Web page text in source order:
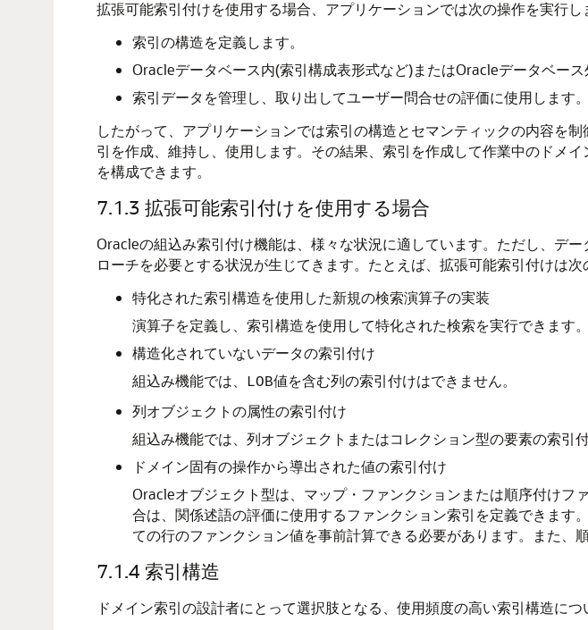
拡張可能索引付けを使用する場合、アプリケーションでは次の操作を実行し
索引の構造を定義します。
Oracleデータベース内(索引構成表形式など)またはOracleデータベース
索引データを管理し、取り出してユーザー問合せの評価に使用します。
したがって、アプリケーションでは索引の構造とセマンティックの内容を
引を作成、維持し、使用します。その結果、索引を作成して作業中のドメ
を構成できます。
7.1.3 拡張可能索引付けを使用する場合
Oracleの組込み索引付け機能は、様々な状況に適しています。ただし、デ
ローチを必要とする状況が生じてきます。たとえば、拡張可能索引付けは次
特化された索引構造を使用した新規の検索演算子の実装
演算子を定義し、索引構造を使用して特化された検索を実行できます。
構造化されていないデータの索引付け
組込み機能では、
LOB値を含む列の索引付けはできません。
列オブジェクトの属性の索引付け
組込み機能では、列オブジェクトまたはコレクション型の要素の索引付
ドメイン固有の操作から導出された値の索引付け
Oracleオブジェクト型は、マップ・ファンクションまたは順序付け
合は、関係述語の評価に使用するファンクション索引を定義できま
ての行のファンクション値を事前計算できる必要があります。また、
7.1.4 索引構造
ドメイン索引の設計者にとって選択肢となる、使用頻度の高い索引構造につ